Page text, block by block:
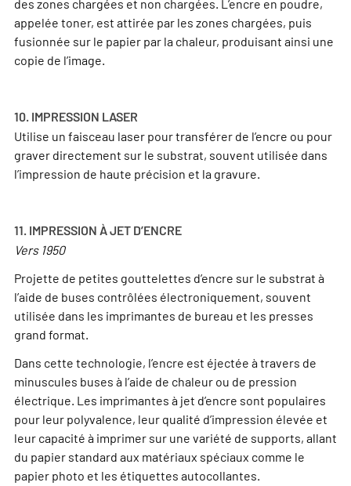
des zones chargées et non chargées. L’encre en poudre,
appelée toner, est attirée par les zones chargées, puis
fusionnée sur le papier par la chaleur, produisant ainsi une
copie de l’image.
10. IMPRESSION LASER
Utilise un faisceau laser pour transférer de l’encre ou pour
graver directement sur le substrat, souvent utilisée dans
l’impression de haute précision et la gravure.
11. IMPRESSION À JET D’ENCRE
Vers 1950
Projette de petites gouttelettes d’encre sur le substrat à
l’aide de buses contrôlées électroniquement, souvent
utilisée dans les imprimantes de bureau et les presses
grand format.
Dans cette technologie, l’encre est éjectée à travers de
minuscules buses à l’aide de chaleur ou de pression
électrique. Les imprimantes à jet d’encre sont populaires
pour leur polyvalence, leur qualité d’impression élevée et
leur capacité à imprimer sur une variété de supports, allant
du papier standard aux matériaux spéciaux comme le
papier photo et les étiquettes autocollantes.